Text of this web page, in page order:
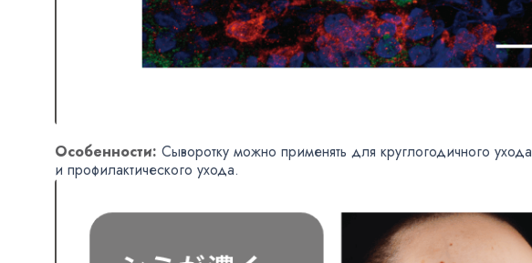
Особенности: Сыворотку можно применять для круглогодичного ухода
и профилактического ухода.